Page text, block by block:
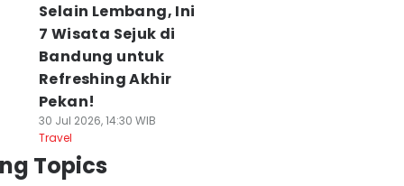
Selain Lembang, Ini
7 Wisata Sejuk di
Bandung untuk
Refreshing Akhir
Pekan!
30 Jul 2026, 14:30 WIB
Travel
Topics